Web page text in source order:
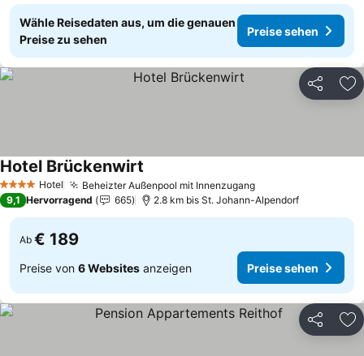
Wähle Reisedaten aus, um die genauen
Preise zu sehen
Preise sehen
Teilen
4 Sterne Hotel Beheizter Außenpool mit Innenzugang
Hotel Brückenwirt
9,1 Hervorragend 665 2.8 km bis St. Johann-Alpendorf
Ab € 189
Preise von 6 Websites anzeigen Preise sehen
Teilen